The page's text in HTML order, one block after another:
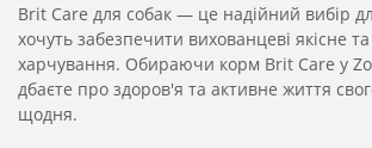
Brit Care для собак — це надійний вибір
хочуть забезпечити вихованцеві якісне
харчування. Обираючи корм Brit Care у
дбаєте про здоров'я та активне життя
щодня.